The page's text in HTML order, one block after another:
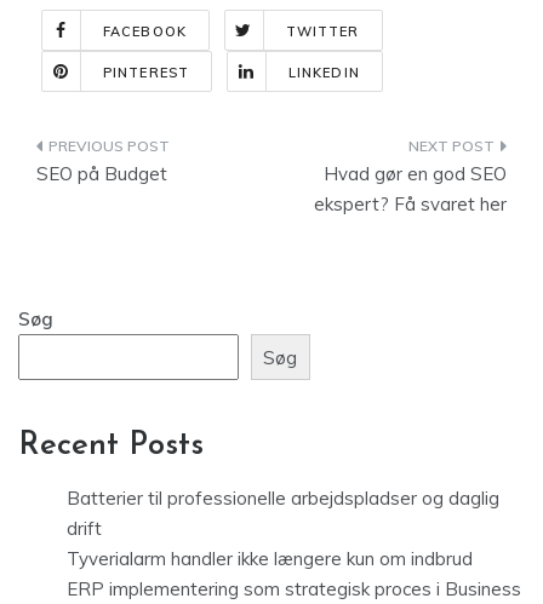
FACEBOOK TWITTER
PINTEREST LINKEDIN
Indlægsnavigation
SEO på Budget
Hvad gør en god SEO
ekspert? Få svaret her
Søg
Søg
Recent Posts
Batterier til professionelle arbejdspladser og daglig
drift
Tyverialarm handler ikke længere kun om indbrud
ERP implementering som strategisk proces i Business